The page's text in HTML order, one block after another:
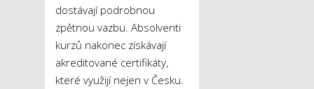
dostávají podrobnou
zpětnou vazbu. Absolventi
kurzů nakonec získávají
akreditované certifikáty,
které využijí nejen v Česku.